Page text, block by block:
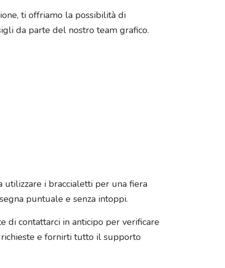
ti offriamo la possibilità di
da parte del nostro team grafico.
utilizzare i braccialetti per una fiera
puntuale e senza intoppi.
di contattarci in anticipo per verificare
e fornirti tutto il supporto